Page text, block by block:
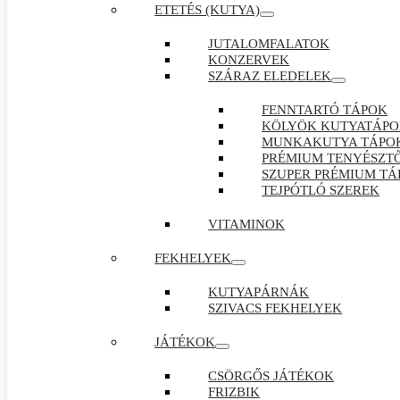
ETETÉS (KUTYA)
JUTALOMFALATOK
KONZERVEK
SZÁRAZ ELEDELEK
FENNTARTÓ TÁPOK
KÖLYÖK
MUNKAKUTYA
PRÉMIUM
SZUPER PRÉMIUM
TEJPÓTLÓ SZEREK
VITAMINOK
FEKHELYEK
KUTYAPÁRNÁK
SZIVACS FEKHELYEK
JÁTÉKOK
CSÖRGŐS JÁTÉKOK
FRIZBIK